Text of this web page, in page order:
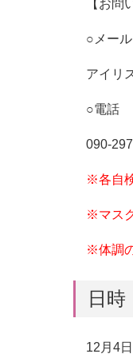
【お問
○ メール
アイリ
○電話
090-
※各自
※マス
※体調
日時
12 月4